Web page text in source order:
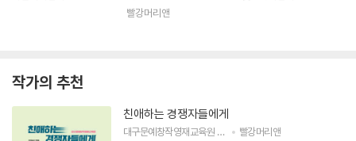
빨강머리앤
작가의 추천
친애하는 경쟁자들에게
대구문예창작영재교육원 중·고등학교 학생 35명 빨강머리앤